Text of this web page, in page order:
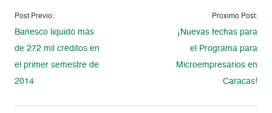
Post Previo:
Banesco liquidó más
de 272 mil créditos en
el primer semestre de
2014
Proximo Post:
¡Nuevas fechas para
el Programa para
Microempresarios en
Caracas!